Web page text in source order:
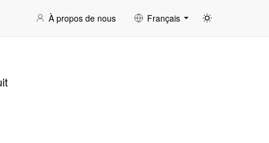
À propos de nous Français